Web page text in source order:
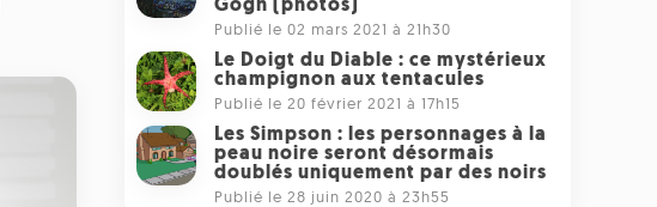
Gogh (photos)
Publié le 02 mars 2021 à 21h30
Le Doigt du Diable : ce mystérieux
champignon aux tentacules
Publié le 20 février 2021 à 17h15
Les Simpson : les personnages à la
peau noire seront désormais
doublés uniquement par des noirs
Publié le 28 juin 2020 à 23h55